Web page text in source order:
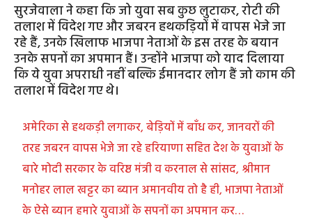
सुरजेवाला ने कहा कि जो युवा सब कुछ लुटाकर, रोटी की
तलाश में विदेश गए और जबरन हथकड़ियों में वापस भेजे जा
रहे हैं, उनके खिलाफ भाजपा नेताओं के इस तरह के बयान
उनके सपनों का अपमान हैं। उन्होंने भाजपा को याद दिलाया
कि ये युवा अपराधी नहीं बल्कि ईमानदार लोग हैं जो काम की
तलाश में विदेश गए थे।
अमेरिका से हथकड़ी लगाकर, बेड़ियों में बाँध कर, जानवरों की
तरह जबरन वापस भेजे जा रहे हरियाणा सहित देश के युवाओं के
बारे मोदी सरकार के वरिष्ठ मंत्री व करनाल से सांसद, श्रीमान
मनोहर लाल खट्टर का ब्यान अमानवीय तो है ही, भाजपा नेताओं
के ऐसे ब्यान हमारे युवाओं के सपनों का अपमान कर…